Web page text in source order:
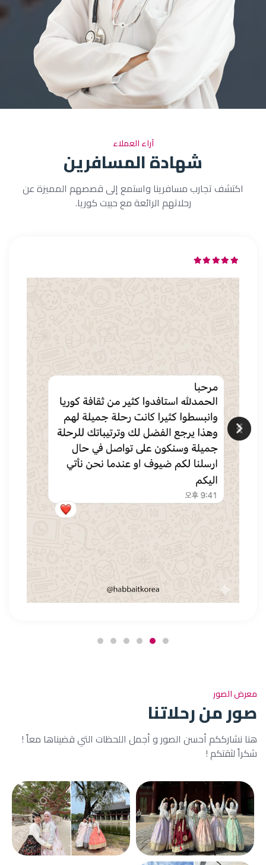
آراء العملاء
شهادة المسافرين
اكتشف تجارب مسافرينا واستمع إلى قصصهم المميزة عن
رحلاتهم الرائعة مع حبيت كوريا.
معرض الصور
صور من رحلاتنا
هنا نشارككم أحسن الصور و أجمل اللحظات التي قضيناها معاً !
شكراً لثقتكم !